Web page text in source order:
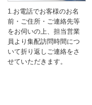
1.お電話でお客様のお名
前・ご住所・ご連絡先等
をお伺いの上、担当営業
員より集配訪問時間につ
いて折り返しご連絡をさ
せていただきます。